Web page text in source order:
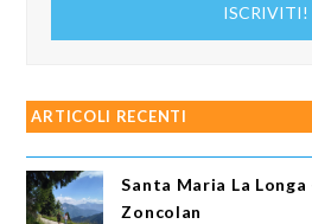
ISCRIVITI!
ARTICOLI RECENTI
Santa Maria La Longa
Zoncolan